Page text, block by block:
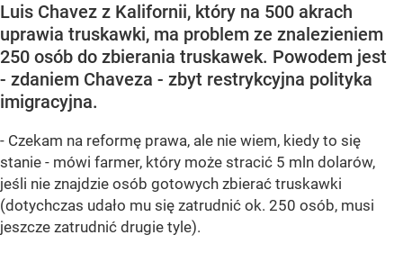
Luis Chavez z Kalifornii, który na 500 akrach
uprawia truskawki, ma problem ze znalezieniem
250 osób do zbierania truskawek. Powodem jest
- zdaniem Chaveza - zbyt restrykcyjna polityka
imigracyjna.
- Czekam na reformę prawa, ale nie wiem, kiedy to się
stanie - mówi farmer, który może stracić 5 mln dolarów,
jeśli nie znajdzie osób gotowych zbierać truskawki
(dotychczas udało mu się zatrudnić ok. 250 osób, musi
jeszcze zatrudnić drugie tyle).